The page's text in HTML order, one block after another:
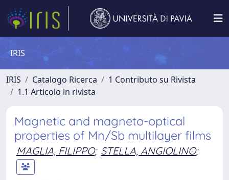
IRIS
IRIS Catalogo Ricerca
1 Contributo su Rivista
1.1 Articolo in rivista
Magnetic and magneto-optical
properties of Mn/Sb multilayer films
MAGLIA, FILIPPO; STELLA, ANGIOLINO;